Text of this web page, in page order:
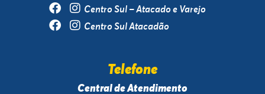
Centro Sul – Atacado e Varejo
Centro Sul Atacadão
Telefone
Central de Atendimento